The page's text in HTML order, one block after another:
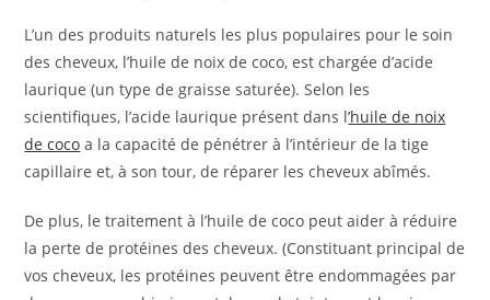
L’un des produits naturels les plus populaires pour le soin
des cheveux, l’huile de noix de coco, est chargée d’acide
laurique (un type de graisse saturée). Selon les
scientifiques, l’acide laurique présent dans l’huile de noix
de coco a la capacité de pénétrer à l’intérieur de la tige
capillaire et, à son tour, de réparer les cheveux abîmés.
De plus, le traitement à l’huile de coco peut aider à réduire
la perte de protéines des cheveux. (Constituant principal de
vos cheveux, les protéines peuvent être endommagées par